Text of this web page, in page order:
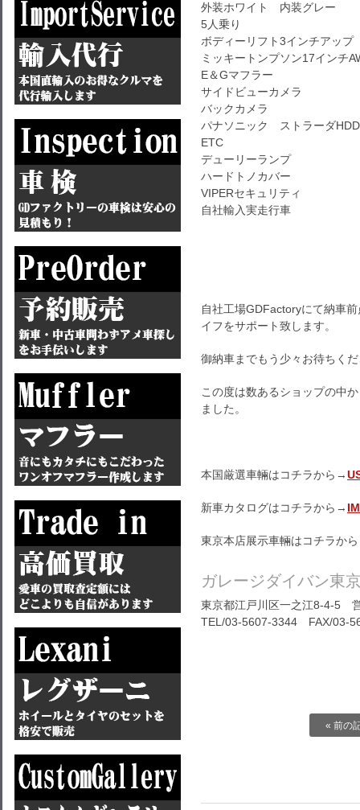
外装ホワイト 内装グレー
5人乗り
ボディーリフト3インチアップ
ミッキートンプソン17インチ
E＆Gマフラー
サイドビューカメラ
バックカメラ
パナソニック ストラーダ
ETC
デューリーランプ
ハードトノカバー
VIPERセキュリティ
自社輸入実走行車
自社工場GDFactoryにて納車
イフをサポート致します。
御納車までもう少々お待ちく
この度は数あるショップの中
ました。
本国厳選車輛はコチラから→
新車カタログはコチラから→
東京本店展示車輛はコチラか
ガレージダイバン東
東京都江戸川区一之江8-4-5
TEL/03-5607-3344 FAX/03-
« 前の